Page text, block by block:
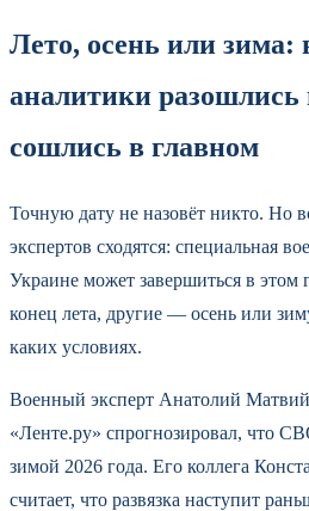
Лето, осень или зима:
аналитики разошлись
сошлись в главном
Точную дату не назовёт никто. Но
экспертов сходятся: специальная
Украине может завершиться в
конец лета, другие — осень или
каких условиях.
Военный эксперт Анатолий
«Ленте.ру» спрогнозировал, что
зимой 2026 года. Его коллега
считает, что развязка наступит